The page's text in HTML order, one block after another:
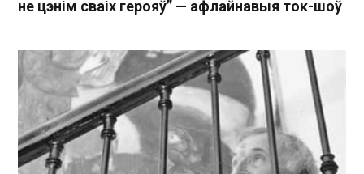
не цэнім сваіх герояў” — афлайнавыя ток-шоў